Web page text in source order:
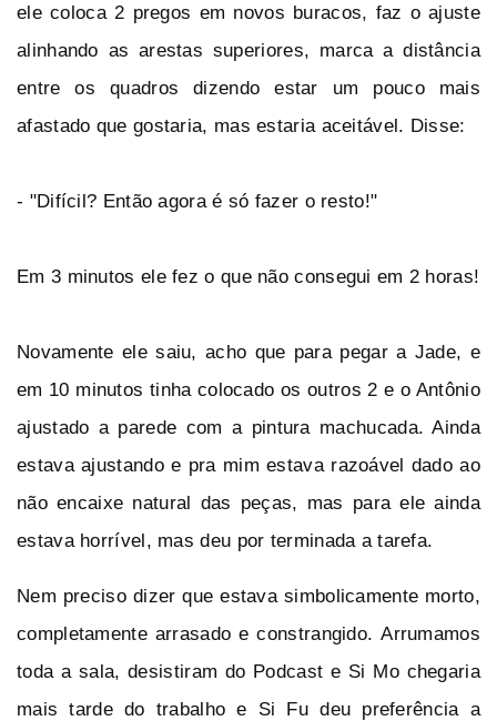
ele coloca 2 pregos em novos buracos, faz o ajuste
alinhando as arestas superiores, marca a distância
entre os quadros dizendo estar um pouco mais
afastado que gostaria, mas estaria aceitável. Disse:
- "Difícil? Então agora é só fazer o resto!"
Em 3 minutos ele fez o que não consegui em 2 horas!
Novamente ele saiu, acho que para pegar a Jade, e
em 10 minutos tinha colocado os outros 2 e o Antônio
ajustado a parede com a pintura machucada. Ainda
estava ajustando e pra mim estava razoável dado ao
não encaixe natural das peças, mas para ele ainda
estava horrível, mas deu por terminada a tarefa.
Nem preciso dizer que estava simbolicamente morto,
completamente arrasado e constrangido.Arrumamos
toda a sala, desistiram do Podcast e Si Mo chegaria
mais tarde do trabalho e Si Fu deu preferência a